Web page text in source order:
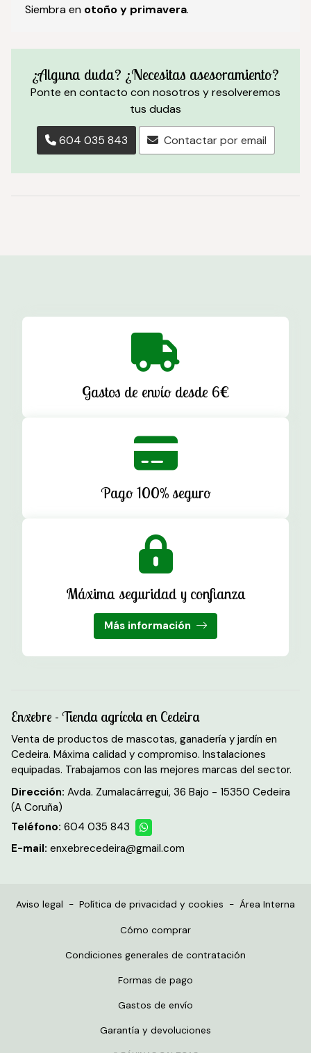
Siembra en otoño y primavera.
¿Alguna duda? ¿Necesitas asesoramiento?
Ponte en contacto con nosotros y resolveremos
tus dudas
604 035 843 Contactar por email
Gastos de envío desde 6€
Pago 100% seguro
Máxima seguridad y confianza
Más información
Enxebre - Tienda agrícola en Cedeira
Venta de productos de mascotas, ganadería y jardín en
Cedeira. Máxima calidad y compromiso. Instalaciones
equipadas. Trabajamos con las mejores marcas del sector.
Dirección: Avda. Zumalacárregui, 36 Bajo - 15350 Cedeira
(A Coruña)
Teléfono: 604 035 843
E-mail: enxebrecedeira@gmail.com
Aviso legal - Política de privacidad y cookies - Área Interna
Cómo comprar
Condiciones generales de contratación
Formas de pago
Gastos de envío
Garantía y devoluciones